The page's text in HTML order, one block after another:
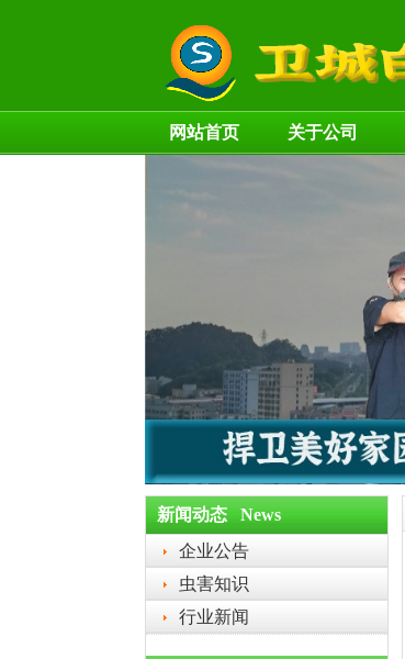
网站首页 关于公司
新闻动态 News
企业公告
虫害知识
行业新闻